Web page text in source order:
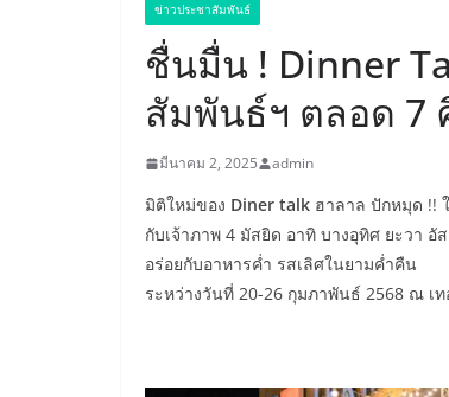
ข่าวประชาสัมพันธ์
ชื่นมื่น ! Dinner
สัมพันธ์ฯ ตลอด 7
มีนาคม 2, 2025 admin
มิติใหม่ของ Diner talk ฮาลาล ปักหมุด !!
กับเจ้าภาพ 4 มัสยิด อาทิ บางอุทิศ ยะวา
อร่อยกับอาหารค่ำ รสเลิศในยามค่ำคืน
ระหว่างวันที่ 20-26 กุมภาพันธ์ 2568 ณ